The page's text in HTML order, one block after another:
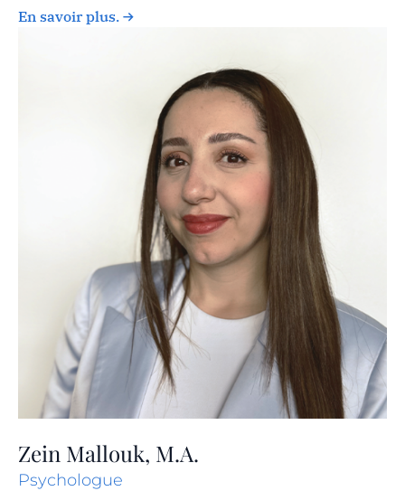
En savoir plus.
Zein Mallouk, M.A.
Psychologue